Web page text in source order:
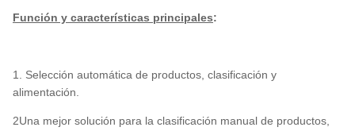
Función y características principales:
1. Selección automática de productos, clasificación y
alimentación.
2Una mejor solución para la clasificación manual de productos,